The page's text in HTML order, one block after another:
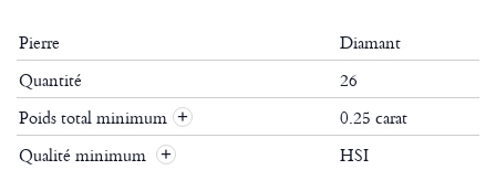
Pierre
Diamant
Quantité
26
Poids total minimum +
0.25 carat
Qualité minimum
+ HSI